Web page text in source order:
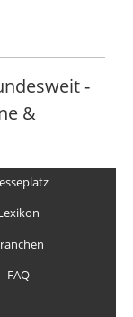
-
&
FAQ